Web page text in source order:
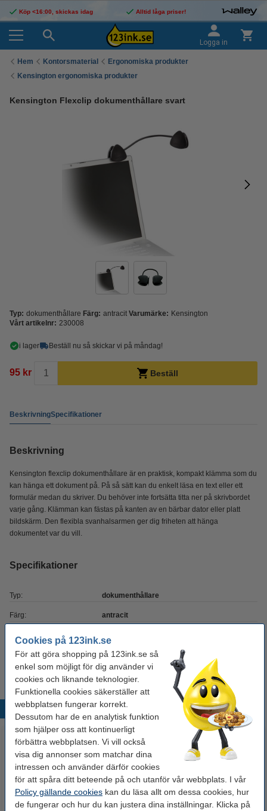
Cookies på 123ink.se
För att göra shopping på 123ink.se så
enkel som möjligt för dig använder vi
cookies och liknande teknologier.
Funktionella cookies säkerställer att
webbplatsen fungerar korrekt.
Dessutom har de en analytisk funktion
som hjälper oss att kontinuerligt
förbättra webbplatsen. Vi vill också
visa dig annonser som matchar dina
intressen och använder därför cookies
för att spåra ditt beteende på och utanför vår webbplats. I vår
Policy gällande cookies kan du läsa allt om dessa cookies, hur
de fungerar och hur du kan justera dina inställningar. Klicka på
Köp <16:00, skickas idag Alltid låga priser!
Logga in
Hem Kontorsmaterial
Ergonomiska produkter
Kensington ergonomiska produkter
Kensington Flexclip dokumenthållare svart
Typ: dokumenthållare Färg: antracit Varumärke: Kensington
Vårt artikelnr: 230008
i lager Beställ nu så skickar vi på måndag!
95 kr Beställ
BeskrivningSpecifikationer
Beskrivning
Kensington flexclip dokumenthållare är en praktisk, kompakt klämma som du
kan hänga ett dokument på. På så sätt kan du enkelt läsa en text eller ett
formulär medan du skriver. Du behöver inte fortsätta titta ner på skrivbordet
varje gång. Klämman kan fästas på kanten av en bärbar dator eller platt
bildskärm. Den flexibla svanhalsarmen ger dig friheten att hänga
dokumentet var du vill.
Specifikationer
Typ: dokumenthållare
Färg: antracit
Varumärke:
Vårt artikelnr: 230008
Populära produkter